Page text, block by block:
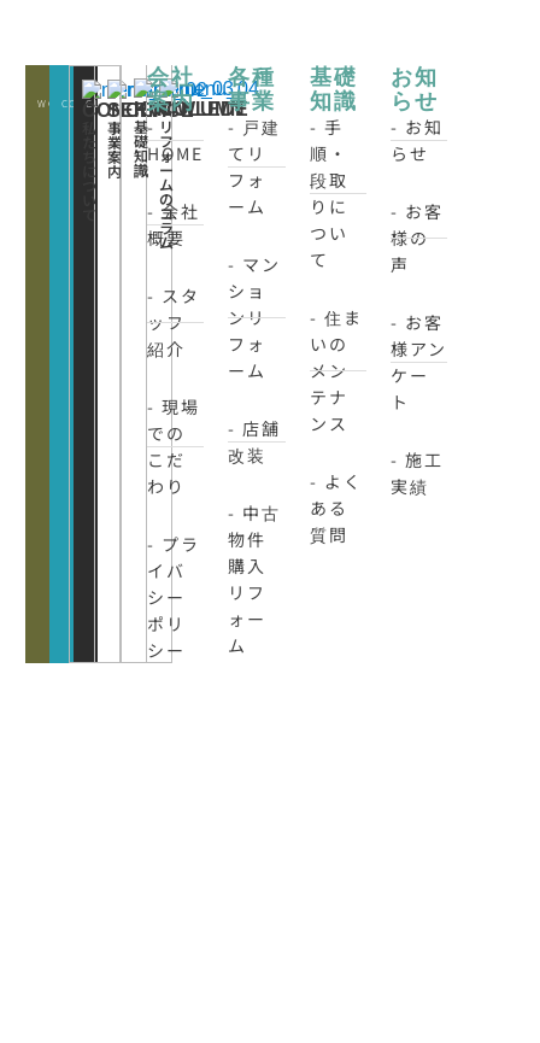
WORKSCONATCT
CLOSE
CONCEPT
私
た
ち
に
つ
い
て
SERVICE
事
業
案
内
KNOWLEDE
基
礎
知
識
COLUMN
リ
フ
ォ
ー
ム
の
コ
ラ
ム
会社
案内
-
HOME
- 会社
概要
- スタ
ッフ
紹介
- 現場
での
こだ
わり
- プラ
イバ
シー
ポリ
シー
各種
事業
- 戸建
てリ
フォ
ーム
- マン
ショ
ンリ
フォ
ーム
- 店舗
改装
- 中古
物件
購入
リフ
ォー
ム
基礎
知識
- 手
順・
段取
りに
つい
て
- 住ま
いの
メン
テナ
ンス
- よく
ある
質問
お知
らせ
- お知
らせ
- お客
様の
声
- お客
様アン
ケー
ト
- 施工
実績